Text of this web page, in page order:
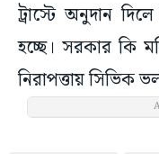
ট্রাস্টে অনুদান
হচ্ছে। সরকার কি
নিরাপত্তায় সিভিক